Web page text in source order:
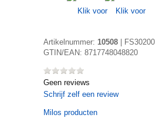
Artikelnummer: 10508
FS30200
GTIN/EAN: 8717748048820
Geen reviews
Schrijf zelf een review
Milos producten